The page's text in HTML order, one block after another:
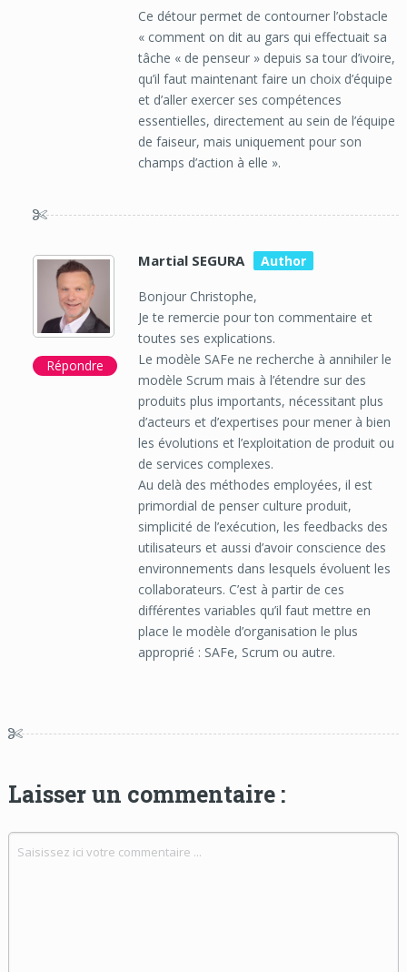
Ce détour permet de contourner l’obstacle
« comment on dit au gars qui effectuait sa
tâche « de penseur » depuis sa tour d’ivoire,
qu’il faut maintenant faire un choix d’équipe
et d’aller exercer ses compétences
essentielles, directement au sein de l’équipe
de faiseur, mais uniquement pour son
champs d’action à elle ».
Martial SEGURA
Répondre
Bonjour Christophe,
Je te remercie pour ton commentaire et
toutes ses explications.
Le modèle SAFe ne recherche à annihiler le
modèle Scrum mais à l’étendre sur des
produits plus importants, nécessitant plus
d’acteurs et d’expertises pour mener à bien
les évolutions et l’exploitation de produit ou
de services complexes.
Au delà des méthodes employées, il est
primordial de penser culture produit,
simplicité de l’exécution, les feedbacks des
utilisateurs et aussi d’avoir conscience des
environnements dans lesquels évoluent les
collaborateurs. C’est à partir de ces
différentes variables qu’il faut mettre en
place le modèle d’organisation le plus
approprié : SAFe, Scrum ou autre.
Laisser un commentaire :